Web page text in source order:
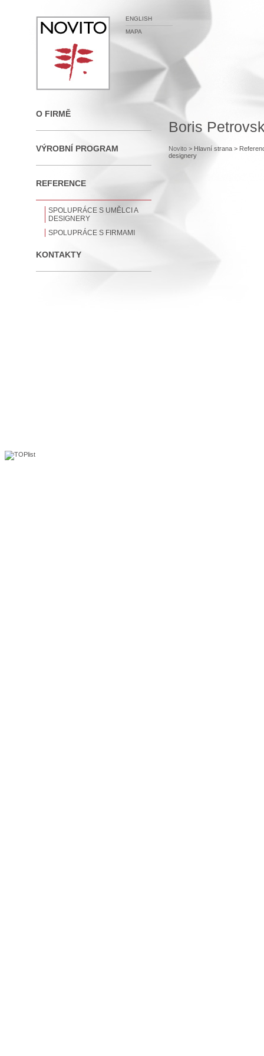
ENGLISH
MAPA
O FIRMĚ
VÝROBNÍ PROGRAM
REFERENCE
SPOLUPRÁCE S UMĚLCI A
DESIGNERY
SPOLUPRÁCE S FIRMAMI
KONTAKTY
Boris
Novito > Hlavní strana>
designery